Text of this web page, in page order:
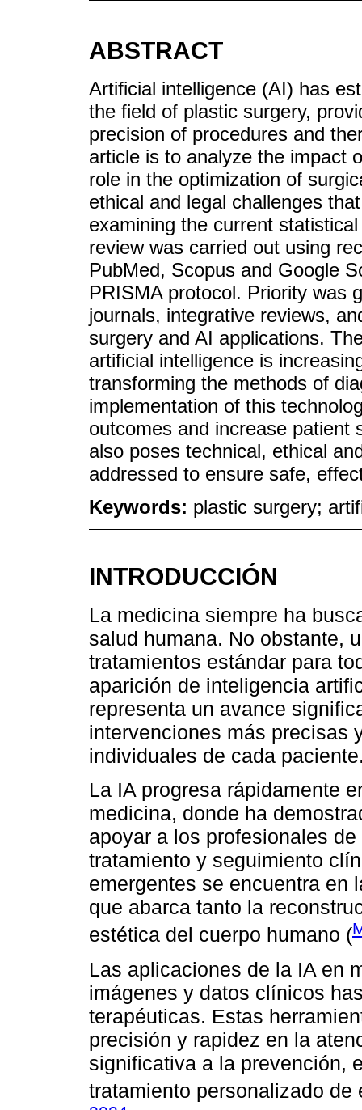
ABSTRACT
Artificial intelligence (AI) has
the field of plastic surgery,
precision of procedures and
article is to analyze the impact
role in the optimization of
ethical and legal challenges
examining the current
review was carried out using
PubMed, Scopus and Google
PRISMA protocol. Priority was
journals, integrative reviews,
surgery and AI applications.
artificial intelligence is
transforming the methods of
implementation of this
outcomes and increase patient
also poses technical, ethical
addressed to ensure safe,
Keywords: plastic surgery;
INTRODUCCIÓN
La medicina siempre ha
salud humana. No obstante,
tratamientos estándar para
aparición de inteligencia
representa un avance
intervenciones más precisas
individuales de cada
La IA progresa rápidamente
medicina, donde ha
apoyar a los profesionales
tratamiento y seguimiento
emergentes se encuentra en
que abarca tanto la
estética del cuerpo humano (
Las aplicaciones de la IA en
imágenes y datos clínicos
terapéuticas. Estas
precisión y rapidez en la
significativa a la prevención,
tratamiento personalizado de